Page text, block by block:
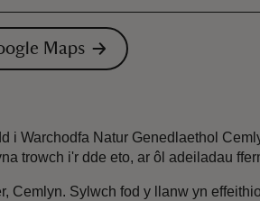
Maps
i Warchodfa Natur Genedlaethol
trowch i'r dde eto, ar ôl adeiladau
Cemlyn. Sylwch fod y llanw yn